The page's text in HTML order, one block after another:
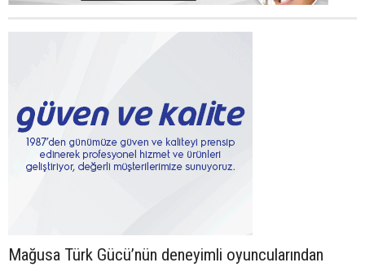
Mağusa Türk Gücü’nün deneyimli oyuncularından